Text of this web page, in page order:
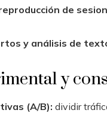
de
y análisis de
y
(A/B): dividir